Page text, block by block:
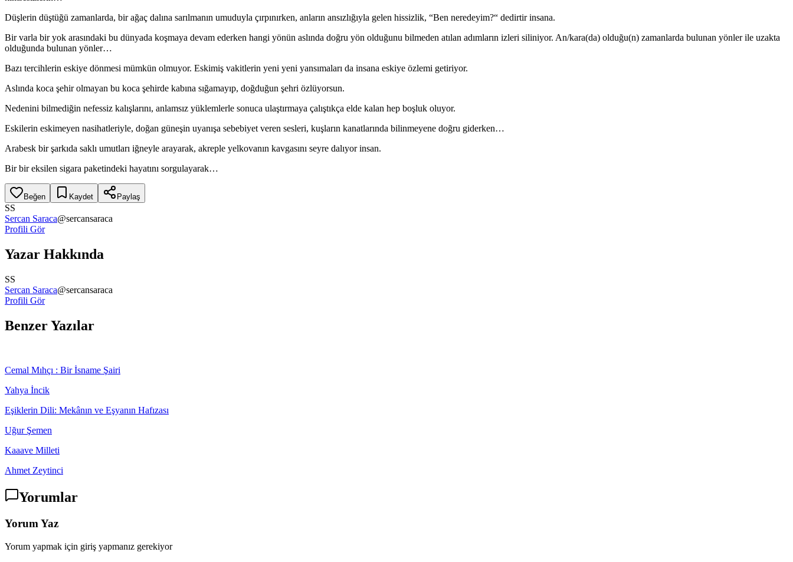
Düşlerin düştüğü zamanlarda, bir ağaç dalına sarılmanın umuduyla çırpınırken, anların ansızlığıyla gelen hissizlik, “Ben neredeyim?“ dedirtir insana.
Bir varla bir yok arasındaki bu dünyada koşmaya devam ederken hangi yönün aslında doğru yön olduğunu bilmeden atılan adımların izleri siliniyor. An/kara(da) olduğu(n) zamanlarda bulunan yönler ile uzakta
olduğunda bulunan yönler…
Bazı tercihlerin eskiye dönmesi mümkün olmuyor. Eskimiş vakitlerin yeni yeni yansımaları da insana eskiye özlemi getiriyor.
Aslında koca şehir olmayan bu koca şehirde kabına sığamayıp, doğduğun şehri özlüyorsun.
Nedenini bilmediğin nefessiz kalışlarını, anlamsız yüklemlerle sonuca ulaştırmaya çalıştıkça elde kalan hep boşluk oluyor.
Eskilerin eskimeyen nasihatleriyle, doğan güneşin uyanışa sebebiyet veren sesleri, kuşların kanatlarında bilinmeyene doğru giderken…
Arabesk bir şarkıda saklı umutları iğneyle arayarak, akreple yelkovanın kavgasını seyre dalıyor insan.
Bir bir eksilen sigara paketindeki hayatını sorgulayarak…
Beğen Kaydet Paylaş
SS
Sercan Saraca@sercansaraca
Profili Gör
Yazar Hakkında
SS
Sercan Saraca@sercansaraca
Profili Gör
Benzer Yazılar
Cemal Mıhçı : Bir İsname Şairi
Yahya İncik
Eşiklerin Dili: Mekânın ve Eşyanın Hafızası
Uğur Şemen
Kaaave Milleti
Ahmet Zeytinci
Yorumlar
Yorum Yaz
Yorum yapmak için giriş yapmanız gerekiyor